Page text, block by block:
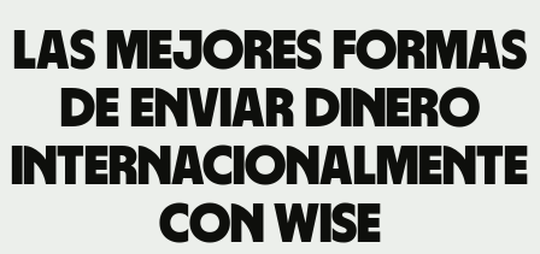
Las mejores formas
de enviar dinero
internacionalmente
con Wise